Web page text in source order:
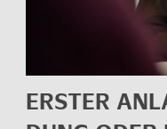
ERS­TER